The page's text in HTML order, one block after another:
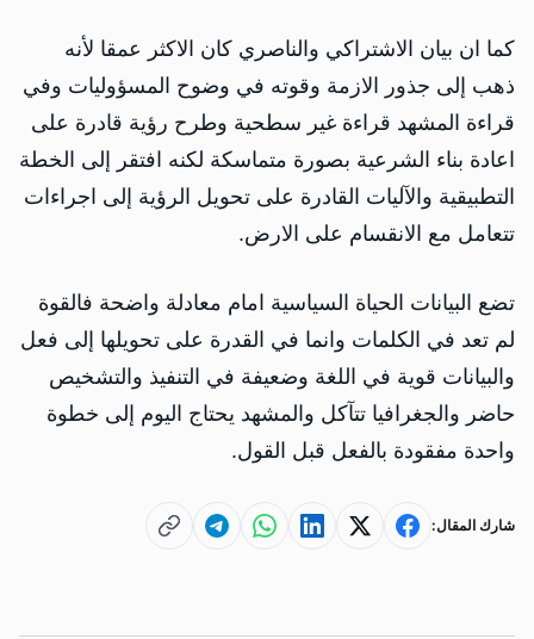
كما ان بيان الاشتراكي والناصري كان الاكثر عمقا لأنه
ذهب إلى جذور الازمة وقوته في وضوح المسؤوليات وفي
قراءة المشهد قراءة غير سطحية وطرح رؤية قادرة على
اعادة بناء الشرعية بصورة متماسكة لكنه افتقر إلى الخطة
التطبيقية والآليات القادرة على تحويل الرؤية إلى اجراءات
تتعامل مع الانقسام على الارض.
تضع البيانات الحياة السياسية امام معادلة واضحة فالقوة
لم تعد في الكلمات وانما في القدرة على تحويلها إلى فعل
والبيانات قوية في اللغة وضعيفة في التنفيذ والتشخيص
حاضر والجغرافيا تتآكل والمشهد يحتاج اليوم إلى خطوة
واحدة مفقودة بالفعل قبل القول.
شارك المقال: